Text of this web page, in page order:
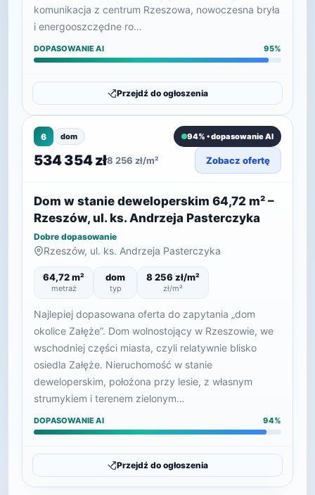
komunikacja z centrum Rzeszowa, nowoczesna bryła
i energooszczędne ro…
DOPASOWANIE AI 95%
Przejdź do ogłoszenia
6 dom 94% • dopasowanie AI
534 354 zł8 256 zł/m² Zobacz ofertę
Dom w stanie deweloperskim 64,72 m² –
Rzeszów, ul. ks. Andrzeja Pasterczyka
Dobre dopasowanie
Rzeszów, ul. ks. Andrzeja Pasterczyka
64,72 m²
metraż
dom
typ
8 256 zł/m²
zł/m²
Najlepiej dopasowana oferta do zapytania „dom
okolice Załęże”. Dom wolnostojący w Rzeszowie, we
wschodniej części miasta, czyli relatywnie blisko
osiedla Załęże. Nieruchomość w stanie
deweloperskim, położona przy lesie, z własnym
strumykiem i terenem zielonym…
DOPASOWANIE AI 94%
Przejdź do ogłoszenia